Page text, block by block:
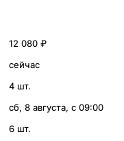
12 080 ₽
сейчас
4 шт.
сб, 8 августа, с 09:00
6 шт.